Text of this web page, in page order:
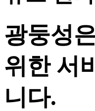
광둥성
위한 서
니다.